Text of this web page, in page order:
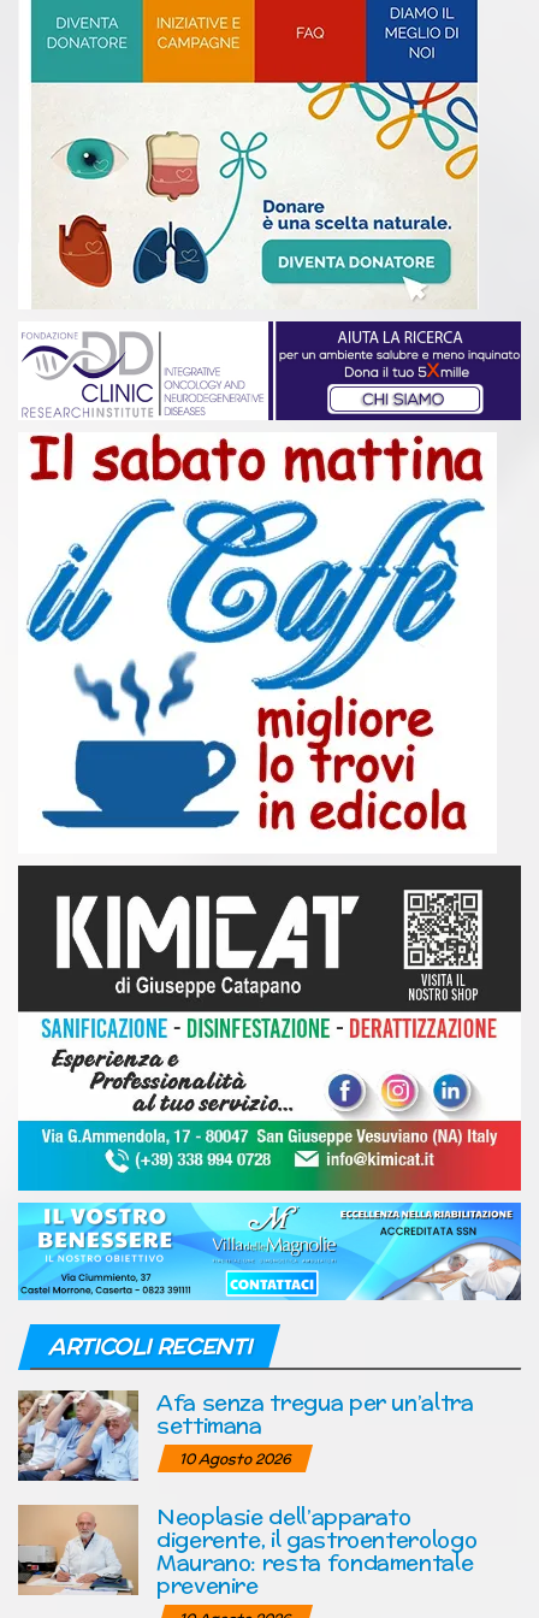
ARTICOLI RECENTI
Afa senza tregua per un’altra
settimana
10 Agosto 2026
Neoplasie dell’apparato
digerente, il gastroenterologo
Maurano: resta fondamentale
prevenire